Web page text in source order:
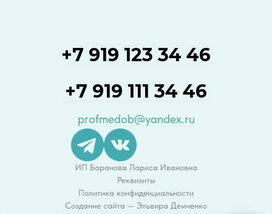
+7 919 123 34 46
+7 919 111 34 46
profmedob@yandex.ru
ИП Баранова Лариса Ивановна
Реквизиты
Политика конфиденциальности
Создание сайта — Эльвира Демченко